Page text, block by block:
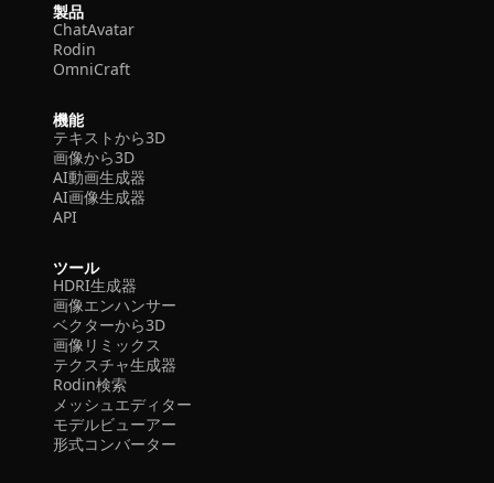
製品
ChatAvatar
Rodin
OmniCraft
機能
テキストから3D
画像から3D
AI動画生成器
AI画像生成器
API
ツール
HDRI生成器
画像エンハンサー
ベクターから3D
画像リミックス
テクスチャ生成器
Rodin検索
メッシュエディター
モデルビューアー
形式コンバーター